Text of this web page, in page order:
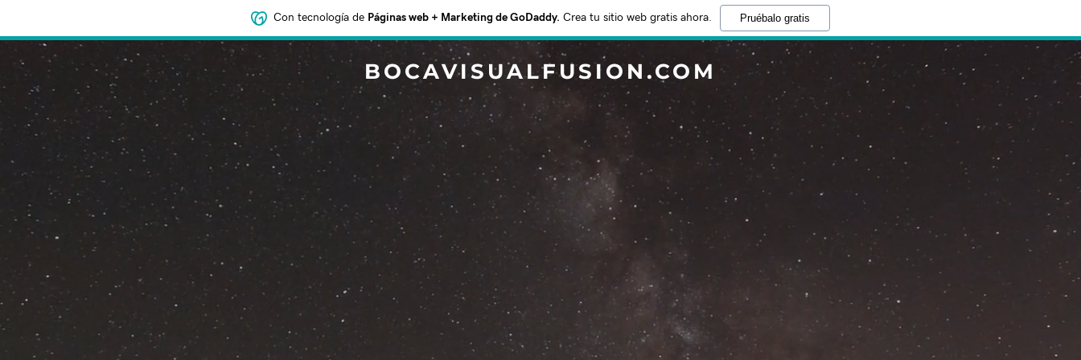
Con tecnología de Páginas web + Marketing de GoDaddy. Crea tu sitio web gratis ahora. Pruébalo gratis
BOCAVISUALFUSION.COM